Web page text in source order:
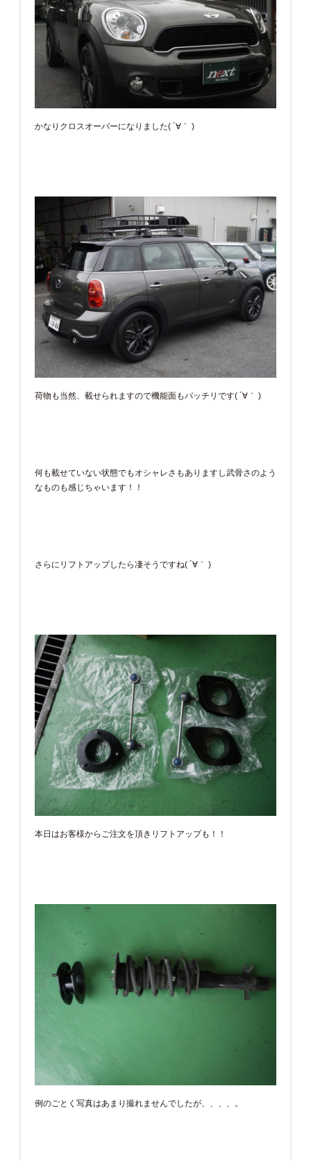
かなりクロスオーバーになりました( ´∀｀ )
荷物も当然、載せられますので機能面もバッチリです( ´∀｀ )
何も載せていない状態でもオシャレさもありますし武骨さのよう
なものも感じちゃいます！！
さらにリフトアップしたら凄そうですね( ´∀｀ )
本日はお客様からご注文を頂きリフトアップも！！
例のごとく写真はあまり撮れませんでしたが、、、、。